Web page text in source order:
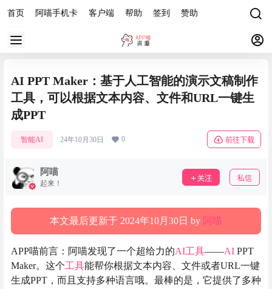
首页 阿喵手机卡 客户端 帮助 签到 赞助
AI PPT Maker：基于人工智能的演示文稿制作
工具，可以根据文本内容、文件和URL一键生
成PPT
智能AI 24年10月30日 0 前往下载
阿喵
起来！
关注 私信
本文最后更新于 2024年10月30日 by 阿喵
APP喵前言：阿喵发现了一个超给力的AI工具——AI PPT
Maker。这个工具能帮你根据文本内容、文件或者URL一键
生成PPT，而且支持多种语言哦。最棒的是，它提供了多种